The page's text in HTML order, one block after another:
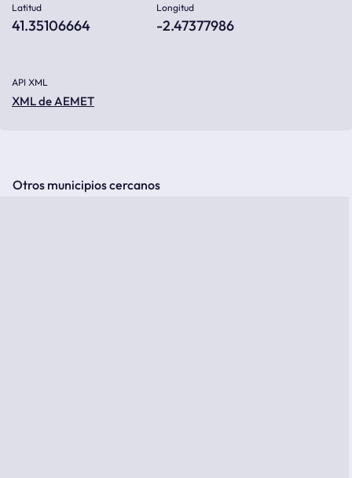
Latitud
41.35106664
Longitud
-2.47377986
API XML
XML de AEMET
Otros municipios cercanos